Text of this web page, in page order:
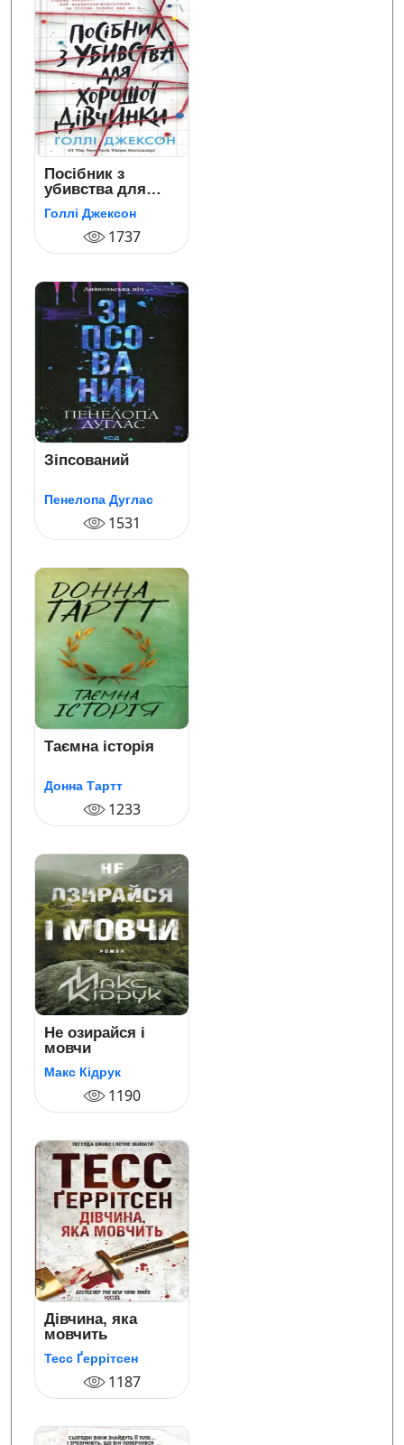
Посібник з
убивства для
хорошої дівчинки
Голлі Джексон
1737
Зіпсований
Пенелопа Дуглас
1531
Таємна історія
Донна Тартт
1233
Не озирайся і
мовчи
Макс Кідрук
1190
Дівчина, яка
мовчить
Тесс Ґеррітсен
1187